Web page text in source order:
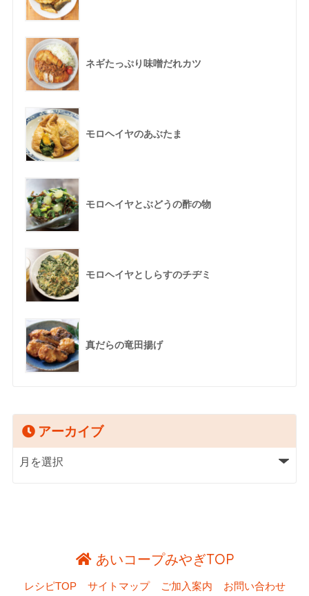
ネギたっぷり味噌だれカツ
モロヘイヤのあぶたま
モロヘイヤとぶどうの酢の物
モロヘイヤとしらすのチヂミ
真だらの竜田揚げ
アーカイブ
あいコープみやぎTOP
レシピTOP サイトマップ ご加入案内 お問い合わせ